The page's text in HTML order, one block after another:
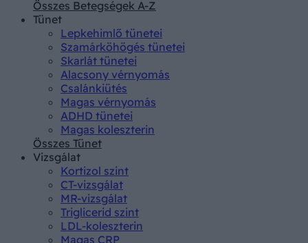
Összes Betegségek A-Z
Tünet
Lepkehimlő tünetei
Szamárköhögés tünetei
Skarlát tünetei
Alacsony vérnyomás
Csalánkiütés
Magas vérnyomás
ADHD tünetei
Magas koleszterin
Összes Tünet
Vizsgálat
Kortizol szint
CT-vizsgálat
MR-vizsgálat
Triglicerid szint
LDL-koleszterin
Magas CRP